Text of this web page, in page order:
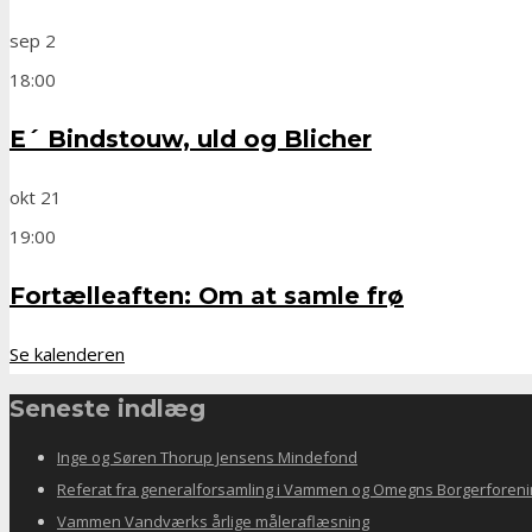
sep 2
18:00
E´ Bindstouw, uld og Blicher
okt 21
19:00
Fortælleaften: Om at samle frø
Se kalenderen
Seneste indlæg
Inge og Søren Thorup Jensens Mindefond
Referat fra generalforsamling i Vammen og Omegns
Vammen Vandværks årlige måleraflæsning